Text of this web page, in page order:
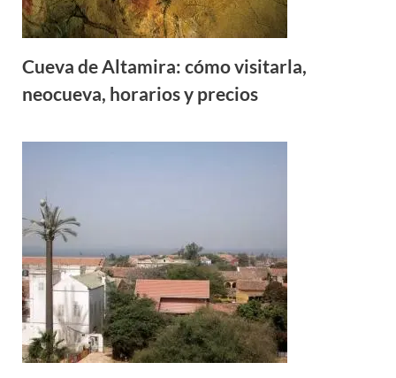
Cueva de Altamira: cómo visitarla,
neocueva, horarios y precios